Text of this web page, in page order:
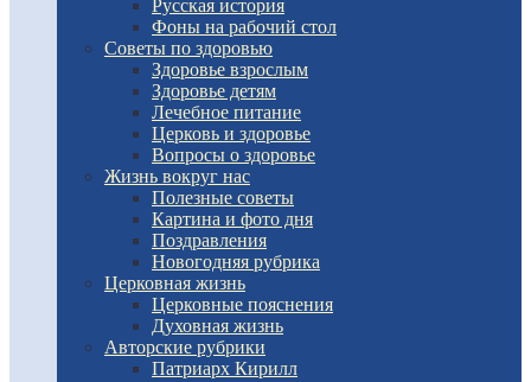
Русская история
Фоны на рабочий стол
Советы по здоровью
Здоровье взрослым
Здоровье детям
Лечебное питание
Церковь и здоровье
Вопросы о здоровье
Жизнь вокруг нас
Полезные советы
Картина и фото дня
Поздравления
Новогодняя рубрика
Церковная жизнь
Церковные пояснения
Духовная жизнь
Авторские рубрики
Патриарх Кирилл